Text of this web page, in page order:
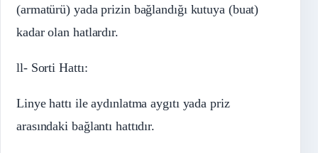
(armatürü) yada prizin bağlandığı kutuya (buat)
kadar olan hatlardır.
ll- Sorti Hattı:
Linye hattı ile aydınlatma aygıtı yada priz
arasındaki bağlantı hattıdır.